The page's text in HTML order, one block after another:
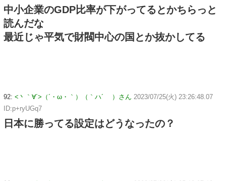
中小企業のGDP比率が下がってるとかちらっと
読んだな
最近じゃ平気で財閥中心の国とか抜かしてる
92: <丶｀∀´>（´・ω・｀）（｀ハ´ ）さん 2023/07/25(火) 23:26:48.07
ID:p+ryUGq7
日本に勝ってる設定はどうなったの？